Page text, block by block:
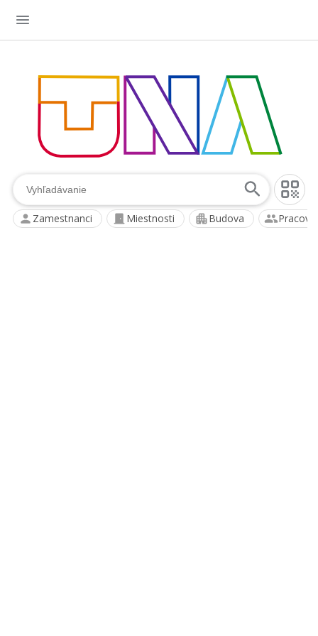
Zamestnanci Miestnosti Budova